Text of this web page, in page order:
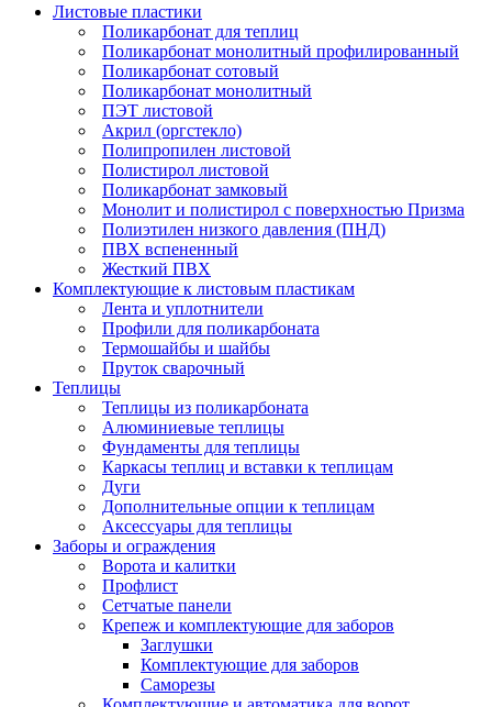
Листовые пластики
Поликарбонат для теплиц
Поликарбонат монолитный профилированный
Поликарбонат сотовый
Поликарбонат монолитный
ПЭТ листовой
Акрил (оргстекло)
Полипропилен листовой
Полистирол листовой
Поликарбонат замковый
Монолит и полистирол с поверхностью Призма
Полиэтилен низкого давления (ПНД)
ПВХ вспененный
Жесткий ПВХ
Комплектующие к листовым пластикам
Лента и уплотнители
Профили для поликарбоната
Термошайбы и шайбы
Пруток сварочный
Теплицы
Теплицы из поликарбоната
Алюминиевые теплицы
Фундаменты для теплицы
Каркасы теплиц и вставки к теплицам
Дуги
Дополнительные опции к теплицам
Аксессуары для теплицы
Заборы и ограждения
Ворота и калитки
Профлист
Сетчатые панели
Крепеж и комплектующие для заборов
Заглушки
Комплектующие для заборов
Саморезы